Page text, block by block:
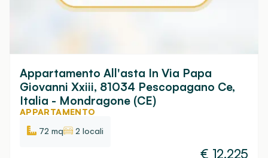
Appartamento All'asta In Via Papa
Giovanni Xxiii, 81034 Pescopagano Ce,
Italia - Mondragone (CE)
APPARTAMENTO
72 mq
2 locali
€ 12.225